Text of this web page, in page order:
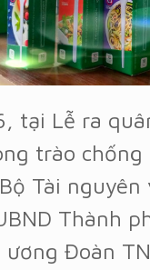
tại Lễ ra
trào chống
Tài nguyên
Thành
Đoàn